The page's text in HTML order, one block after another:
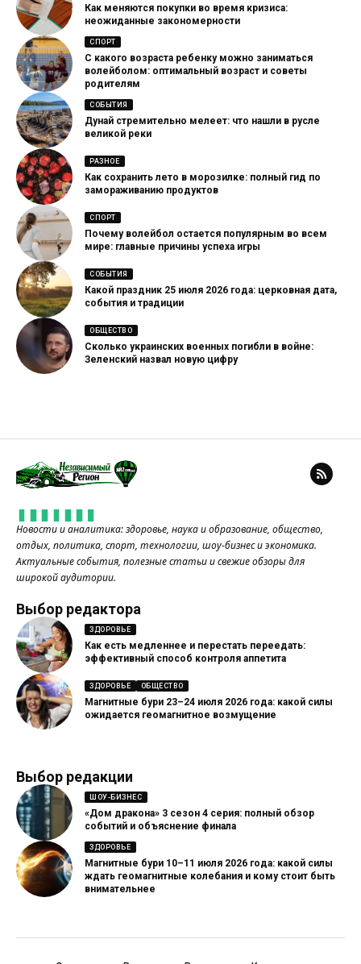
Как меняются покупки во время кризиса:
неожиданные закономерности
СПОРТ
С какого возраста ребенку можно заниматься
волейболом: оптимальный возраст и советы
родителям
СОБЫТИЯ
Дунай стремительно мелеет: что нашли в русле
великой реки
РАЗНОЕ
Как сохранить лето в морозилке: полный гид по
замораживанию продуктов
СПОРТ
Почему волейбол остается популярным во всем
мире: главные причины успеха игры
СОБЫТИЯ
Какой праздник 25 июля 2026 года: церковная дата,
события и традиции
ОБЩЕСТВО
Сколько украинских военных погибли в войне:
Зеленский назвал новую цифру
Новости и аналитика: здоровье, наука и образование, общество,
отдых, политика, спорт, технологии, шоу-бизнес и экономика.
Актуальные события, полезные статьи и свежие обзоры для
широкой аудитории.
Выбор редактора
ЗДОРОВЬЕ
Как есть медленнее и перестать переедать:
эффективный способ контроля аппетита
ЗДОРОВЬЕ ОБЩЕСТВО
Магнитные бури 23–24 июля 2026 года: какой силы
ожидается геомагнитное возмущение
Выбор редакции
ШОУ-БИЗНЕС
«Дом дракона» 3 сезон 4 серия: полный обзор
событий и объяснение финала
ЗДОРОВЬЕ
Магнитные бури 10–11 июля 2026 года: какой силы
ждать геомагнитные колебания и кому стоит быть
внимательнее